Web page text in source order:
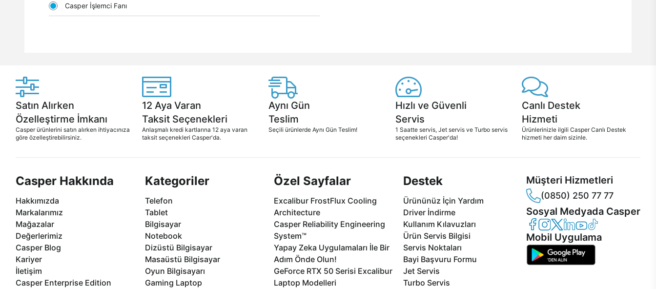
Casper İşlemci Fanı
Satın Alırken
Özelleştirme İmkanı
Casper ürünlerini satın alırken ihtiyacınıza
göre özelleştirebilirsiniz.
12 Aya Varan
Taksit Seçenekleri
Anlaşmalı kredi kartlarına 12 aya varan
taksit seçenekleri Casper'da.
Aynı Gün
Teslim
Seçili ürünlerde Aynı Gün Teslim!
Hızlı ve Güvenli
Servis
1 Saatte servis, Jet servis ve Turbo servis
seçenekleri Casper'da!
Canlı Destek
Hizmeti
Ürünlerinizle ilgili Casper Canlı Destek
hizmeti her daim sizinle.
Casper Hakkında
Hakkımızda
Markalarımız
Mağazalar
Değerlerimiz
Casper Blog
Kariyer
İletişim
Casper Enterprise Edition
Kategoriler
Telefon
Tablet
Bilgisayar
Notebook
Dizüstü Bilgisayar
Masaüstü Bilgisayar
Oyun Bilgisayarı
Gaming Laptop
Özel Sayfalar
Excalibur FrostFlux Cooling
Architecture
Casper Reliability Engineering
System™
Yapay Zeka Uygulamaları İle Bir
Adım Önde Olun!
GeForce RTX 50 Serisi Excalibur
Laptop Modelleri
Destek
Ürününüz İçin Yardım
Driver İndirme
Kullanım Kılavuzları
Ürün Servis Bilgisi
Servis Noktaları
Bayi Başvuru Formu
Jet Servis
Turbo Servis
Müşteri Hizmetleri
(0850) 250 77 77
Sosyal Medyada Casper
Casper Facebook
Casper Instagram
Casper Twitter
Casper LinkedIn
Casper YouTube
Casper TikTok
Mobil Uygulama